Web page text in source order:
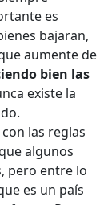
es
bajaran,
aumente de
bien las
existe la
las reglas
algunos
pero entre lo
es un país